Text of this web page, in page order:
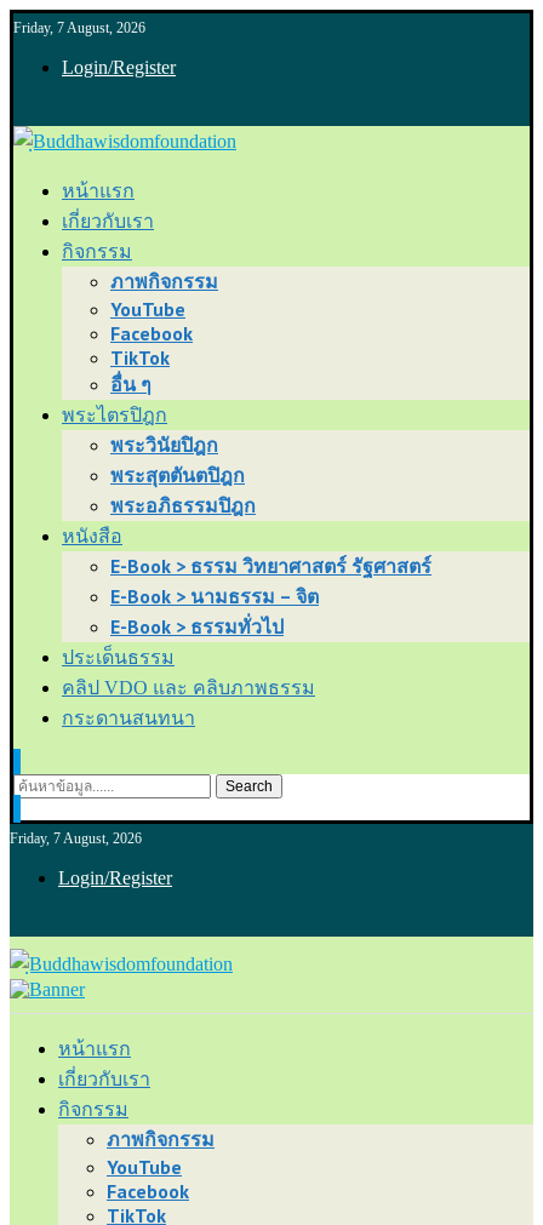
Friday, 7 August, 2026
Login/Register
หน้าแรก
เกี่ยวกับเรา
กิจกรรม
ภาพกิจกรรม
YouTube
Facebook
TikTok
อื่น ๆ
พระไตรปิฎก
พระวินัยปิฎก
พระสุตตันตปิฎก
พระอภิธรรมปิฎก
หนังสือ
E-Book > ธรรม วิทยาศาสตร์ รัฐศาสตร์
E-Book > นามธรรม – จิต
E-Book > ธรรมทั่วไป
ประเด็นธรรม
คลิป VDO และ คลิบภาพธรรม
กระดานสนทนา
Search
Friday, 7 August, 2026
Login/Register
หน้าแรก
เกี่ยวกับเรา
กิจกรรม
ภาพกิจกรรม
YouTube
Facebook
TikTok